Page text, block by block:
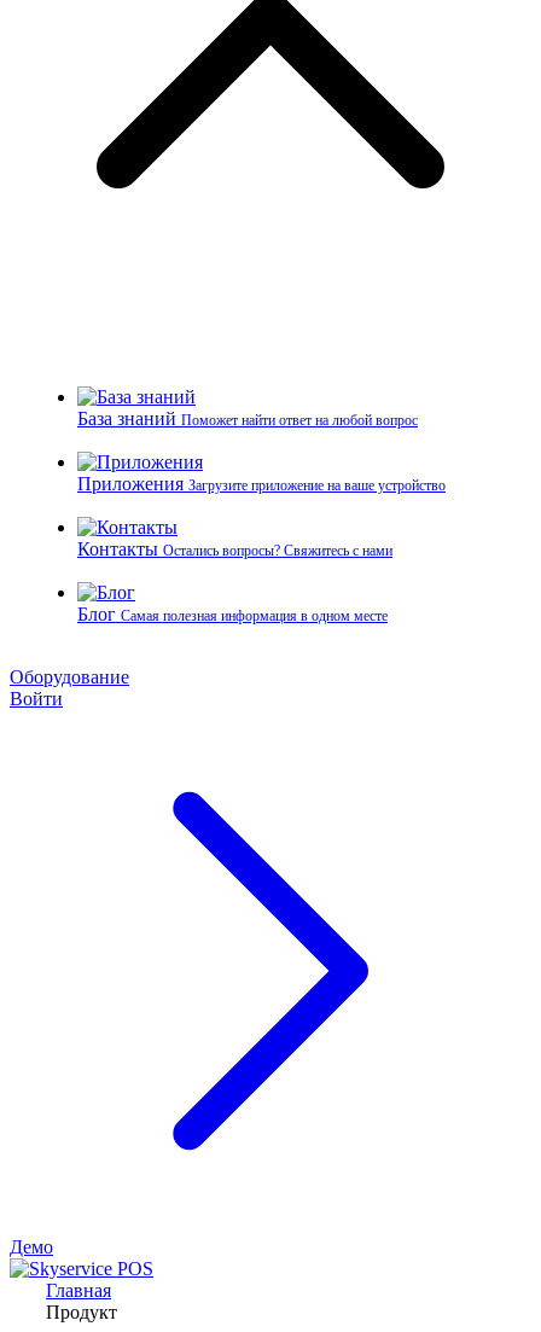
База знаний Поможет найти ответ на любой вопрос
Приложения Загрузите приложение на ваше устройство
Контакты Остались вопросы? Свяжитесь с нами
Блог Самая полезная информация в одном месте
Оборудование
Войти
Демо
Главная
Продукт